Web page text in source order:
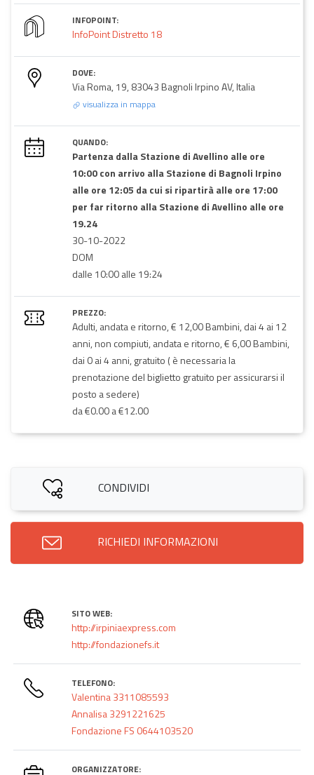
INFOPOINT:
InfoPoint Distretto 18
DOVE:
Via Roma, 19, 83043 Bagnoli Irpino AV, Italia
visualizza in mappa
QUANDO:
Partenza dalla Stazione di Avellino alle ore
10:00 con arrivo alla Stazione di Bagnoli Irpino
alle ore 12:05 da cui si ripartirà alle ore 17:00
per far ritorno alla Stazione di Avellino alle ore
19.24
30-10-2022
DOM
dalle 10:00 alle 19:24
PREZZO:
Adulti, andata e ritorno, € 12,00 Bambini, dai 4 ai 12
anni, non compiuti, andata e ritorno, € 6,00 Bambini,
dai 0 ai 4 anni, gratuito ( è necessaria la
prenotazione del biglietto gratuito per assicurarsi il
posto a sedere)
da €0.00 a €12.00
CONDIVIDI
RICHIEDI INFORMAZIONI
SITO WEB:
http://irpiniaexpress.com
http://fondazionefs.it
TELEFONO:
Valentina 3311085593
Annalisa 3291221625
Fondazione FS 0644103520
ORGANIZZATORE: